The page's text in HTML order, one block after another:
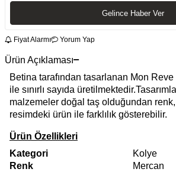
Gelince Haber Ver
Fiyat Alarmı Yorum Yap
Ürün Açıklaması
Betina tarafından tasarlanan Mon
ile sınırlı sayıda
malzemeler doğal taş olduğundan
resimdeki ürün ile farklılık gösterebilir.
Ürün Özellikleri
Kategori
Kolye
Renk
Mercan